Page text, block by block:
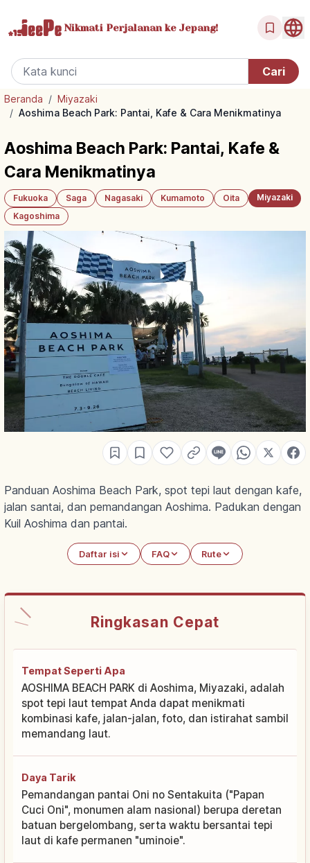
Nikmati Perjalanan ke Jepang!
Beranda / Miyazaki
/ Aoshima Beach Park: Pantai, Kafe & Cara Menikmatinya
Aoshima Beach Park: Pantai, Kafe &
Cara Menikmatinya
Fukuoka Saga Nagasaki Kumamoto Oita
Miyazaki
Kagoshima
Panduan Aoshima Beach Park, spot tepi laut dengan kafe,
jalan santai, dan pemandangan Aoshima. Padukan dengan
Kuil Aoshima dan pantai.
Daftar isi FAQ Rute
Ringkasan Cepat
Tempat Seperti Apa
AOSHIMA BEACH PARK di Aoshima, Miyazaki, adalah
spot tepi laut tempat Anda dapat menikmati
kombinasi kafe, jalan-jalan, foto, dan istirahat sambil
memandang laut.
Daya Tarik
Pemandangan pantai Oni no Sentakuita ("Papan
Cuci Oni", monumen alam nasional) berupa deretan
batuan bergelombang, serta waktu bersantai tepi
laut di kafe permanen "uminoie".